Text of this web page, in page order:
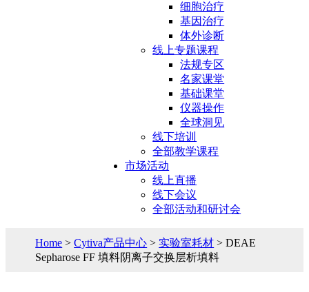
细胞治疗
基因治疗
体外诊断
线上专题课程
法规专区
名家课堂
基础课堂
仪器操作
全球洞见
线下培训
全部教学课程
市场活动
线上直播
线下会议
全部活动和研讨会
Home >Cytiva产品中心 > 实验室耗材 > DEAE
Sepharose FF 填料阴离子交换层析填料